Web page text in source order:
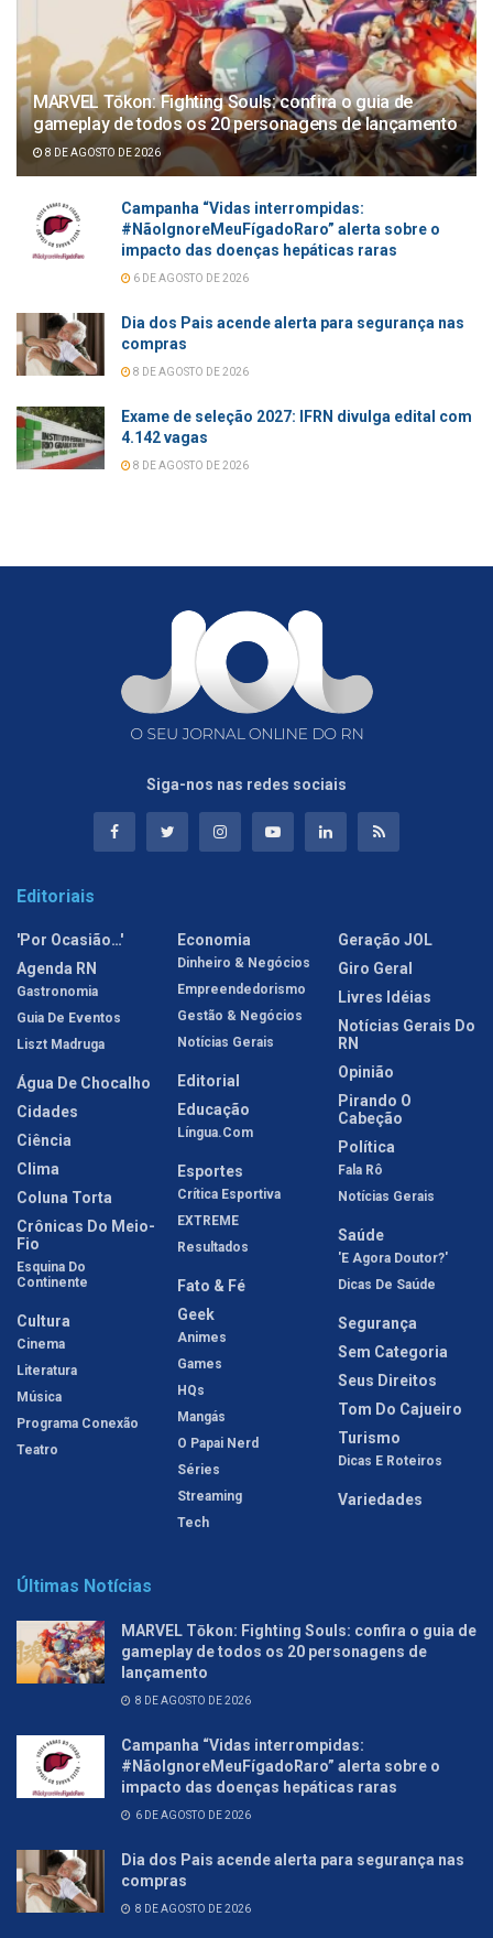
MARVEL Tōkon: Fighting Souls: confira o guia de
gameplay de todos os 20 personagens de lançamento
8 DE AGOSTO DE 2026
Campanha “Vidas interrompidas:
#NãoIgnoreMeuFígadoRaro” alerta sobre o
impacto das doenças hepáticas raras
6 DE AGOSTO DE 2026
Dia dos Pais acende alerta para segurança nas
compras
8 DE AGOSTO DE 2026
Exame de seleção 2027: IFRN divulga edital com
4.142 vagas
8 DE AGOSTO DE 2026
Siga-nos nas redes sociais
Editoriais
'Por Ocasião…'
Agenda RN
Gastronomia
Guia De Eventos
Liszt Madruga
Água De Chocalho
Cidades
Ciência
Clima
Coluna Torta
Crônicas Do Meio-
Fio
Esquina Do
Continente
Cultura
Cinema
Literatura
Música
Programa Conexão
Teatro
Economia
Dinheiro & Negócios
Empreendedorismo
Gestão & Negócios
Notícias Gerais
Editorial
Educação
Língua.com
Esportes
Crítica Esportiva
EXTREME
Resultados
Fato & Fé
Geek
Animes
Games
HQs
Mangás
O Papai Nerd
Séries
Streaming
Tech
Geração JOL
Giro Geral
Livres Idéias
Notícias Gerais Do
RN
Opinião
Pirando O
Cabeção
Política
Fala Rô
Notícias Gerais
Saúde
'E Agora Doutor?'
Dicas De Saúde
Segurança
Sem Categoria
Seus Direitos
Tom Do Cajueiro
Turismo
Dicas E Roteiros
Variedades
Últimas Notícias
MARVEL Tōkon: Fighting Souls: confira o guia de
gameplay de todos os 20 personagens de
lançamento
8 DE AGOSTO DE 2026
Campanha “Vidas interrompidas:
#NãoIgnoreMeuFígadoRaro” alerta sobre o
impacto das doenças hepáticas raras
6 DE AGOSTO DE 2026
Dia dos Pais acende alerta para segurança nas
compras
8 DE AGOSTO DE 2026